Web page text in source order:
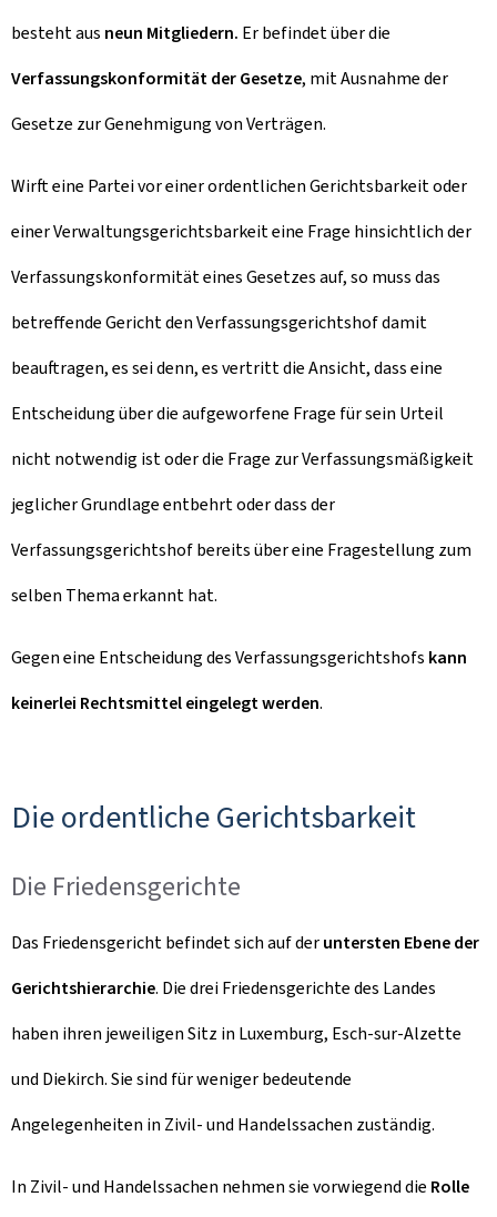
besteht aus neun Mitgliedern. Er befindet über die
Verfassungskonformitätder Gesetze, mit Ausnahme der
Gesetze zur Genehmigung von Verträgen.
Wirft eine Partei vor einer ordentlichen Gerichtsbarkeit oder
einer Verwaltungsgerichtsbarkeit eine Frage hinsichtlich der
Verfassungskonformität eines Gesetzes auf, so muss das
betreffende Gericht den Verfassungsgerichtshof damit
beauftragen, es sei denn, es vertritt die Ansicht, dass eine
Entscheidung über die aufgeworfene Frage für sein Urteil
nicht notwendig ist oder die Frage zur Verfassungsmäßigkeit
jeglicher Grundlage entbehrt oder dass der
Verfassungsgerichtshof bereits über eine Fragestellung zum
selben Thema erkannt hat.
Gegen eine Entscheidung des Verfassungsgerichtshofs kann
keinerlei Rechtsmittel eingelegt werden.
Die ordentliche Gerichtsbarkeit
Die Friedensgerichte
Das Friedensgericht befindet sich auf deruntersten Ebene der
Gerichtshierarchie. Die drei Friedensgerichte des Landes
haben ihren jeweiligen Sitz in Luxemburg, Esch-sur-Alzette
und Diekirch. Sie sind für weniger bedeutende
Angelegenheiten in Zivil- und Handelssachen zuständig.
In Zivil- und Handelssachen nehmen sie vorwiegend die Rolle